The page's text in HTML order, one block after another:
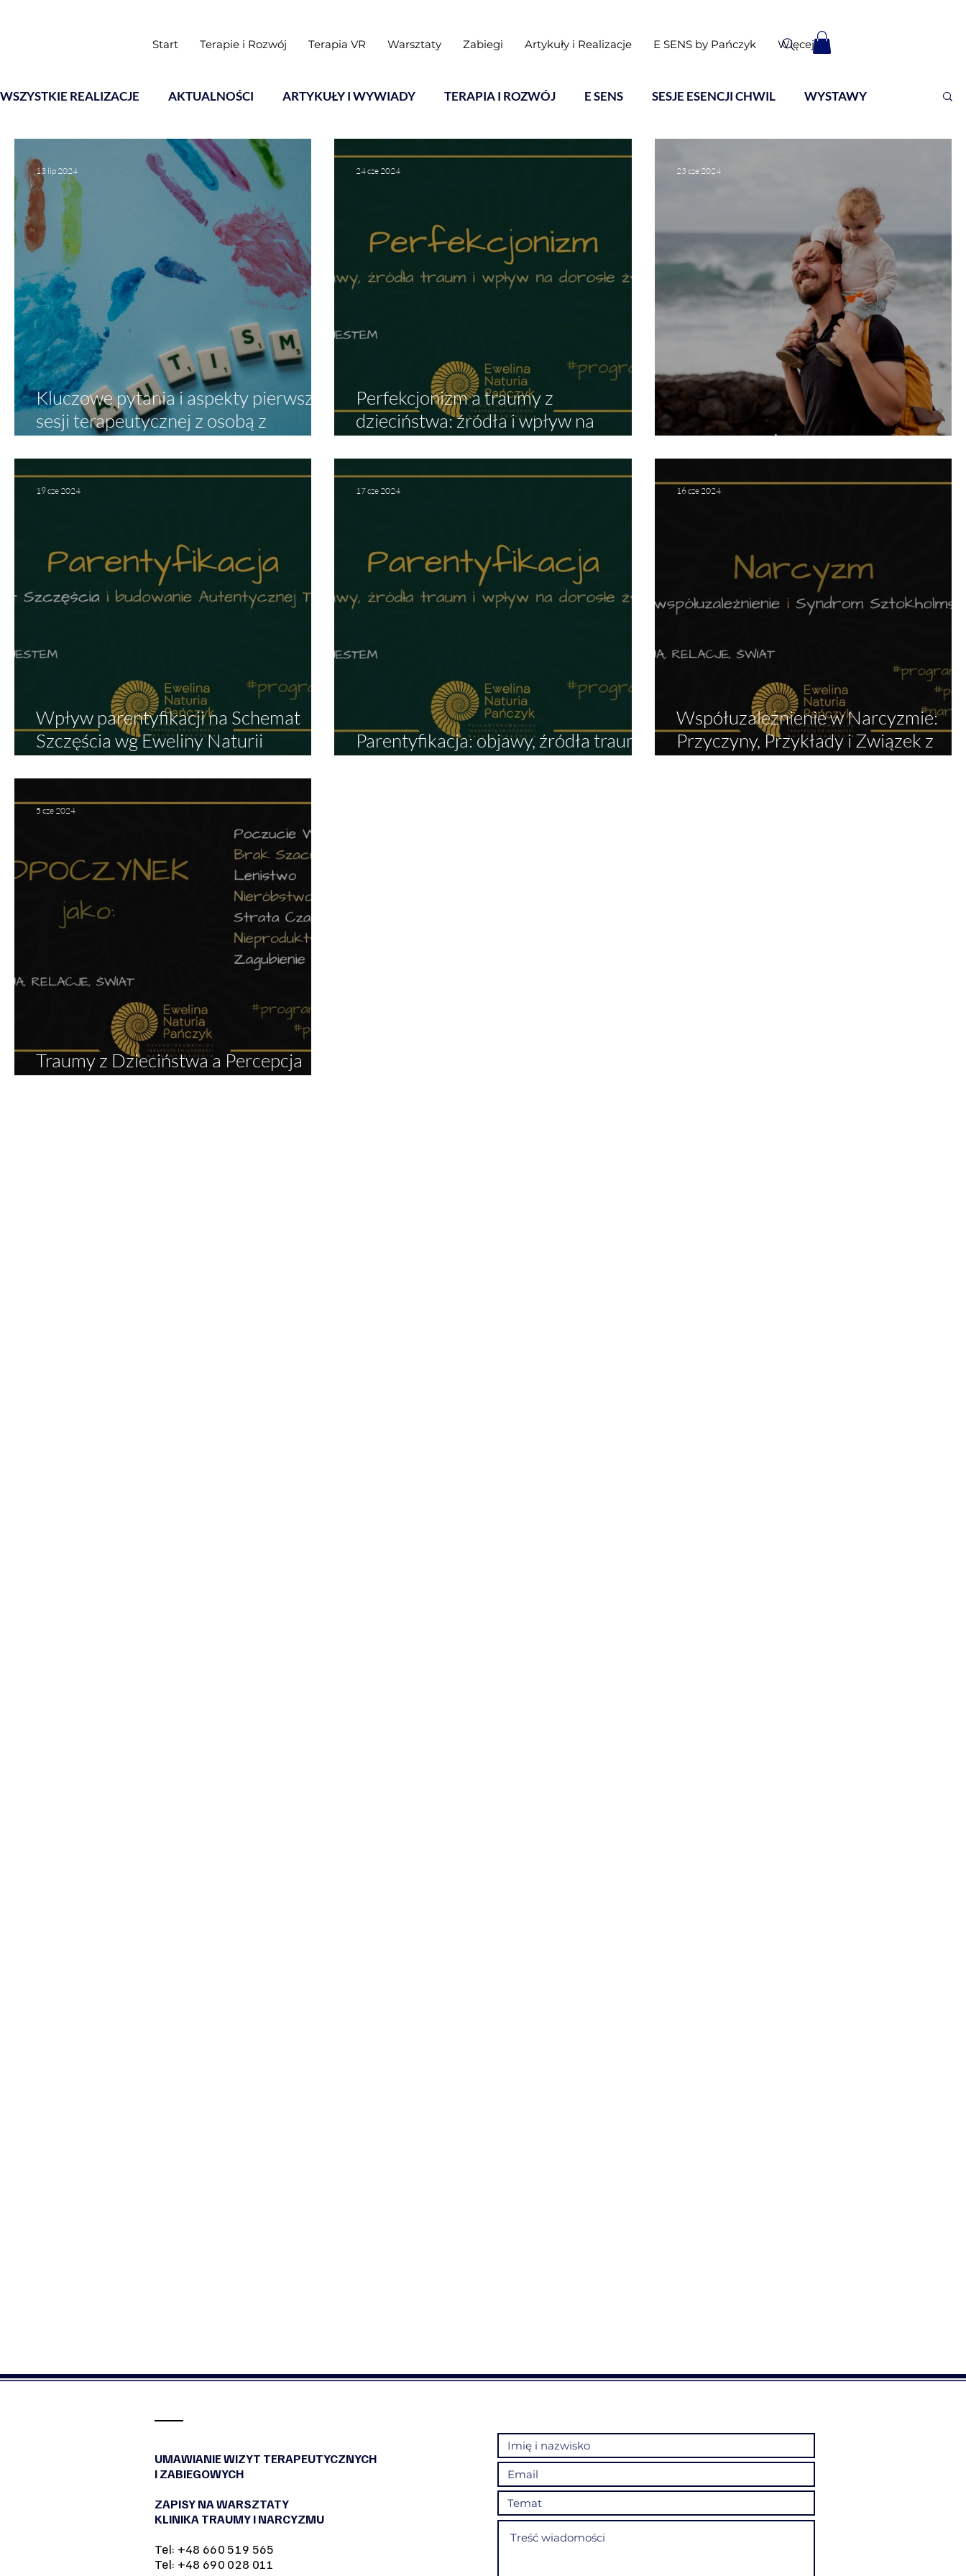
Start Terapie i Rozwój Terapia VR Warsztaty Zabiegi Artykuły i Realizacje E SENS by Pańczyk Więcej
WSZYSTKIE REALIZACJE AKTUALNOŚCI ARTYKUŁY I WYWIADY TERAPIA I ROZWÓJ E SENS SESJE ESENCJI CHWIL WYSTAWY
Kluczowe pytania i aspekty pierwszej
sesji terapeutycznej z osobą z
13 lip 2024
Perfekcjonizm a traumy z
dzieciństwa: źródła i wpływ na
24 cze 2024 23 cze 2024
Wpływ parentyfikacji na Schemat
Szczęścia wg Eweliny Naturii
19 cze 2024
Parentyfikacja: objawy, źródła traum i
17 cze 2024
Współuzależnienie w Narcyzmie:
Przyczyny, Przykłady i Związek z
16 cze 2024
Traumy z Dzieciństwa a Percepcja
5 cze 2024
UMAWIANIE WIZYT TERAPEUTYCZNYCH
I ZABIEGOWYCH
ZAPISY NA WARSZTATY
KLINIKA TRAUMY I NARCYZMU
Tel: +48 660 519 565
Tel: +48 690 028 011